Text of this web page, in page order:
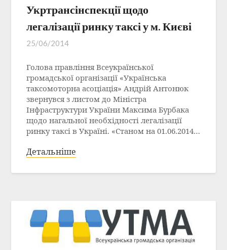
Укртрансінспекції щодо
легалізації ринку таксі у м. Києві
25/06/2014
Голова правління Всеукраїнської
громадської організації «Українська
таксомоторна асоціація» Андрій Антонюк
звернувся з листом до Міністра
Інфраструктури України Максима Бурбака
щодо нагальної необхідності легалізації
ринку таксі в Україні. «Станом на 01.06.2014…
Детальніше